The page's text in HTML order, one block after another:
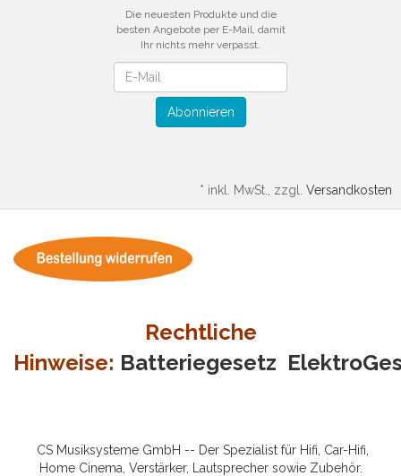
Die neuesten Produkte und die
besten Angebote per E-Mail, damit
Ihr nichts mehr verpasst.
Abonnieren
* inkl. MwSt., zzgl. Versandkosten
Rechtliche
Hinweise: Batteriegesetz
CS Musiksysteme GmbH -- Der Spezialist für Hifi, Car-Hifi,
Home Cinema, Verstärker, Lautsprecher sowie Zubehör.